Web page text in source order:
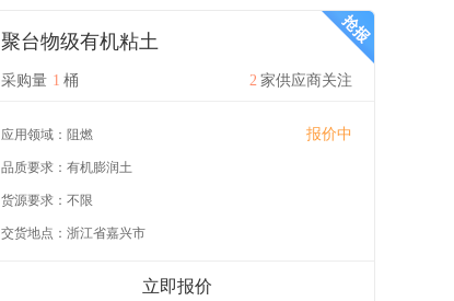
聚台物级有机粘土
采购量 1 桶 2 家供应商关注
应用领域： 阻燃 报价中
品质要求： 有机膨润土
货源要求： 不限
交货地点： 浙江省嘉兴市
立即报价